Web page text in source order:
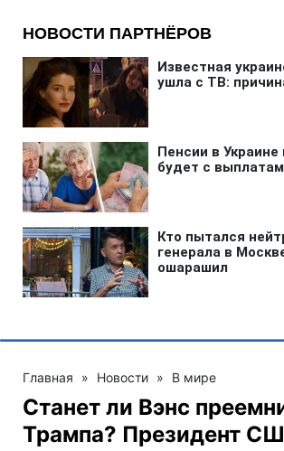
Главная » Новости » В мире
Станет ли Вэнс
Трампа? Президент